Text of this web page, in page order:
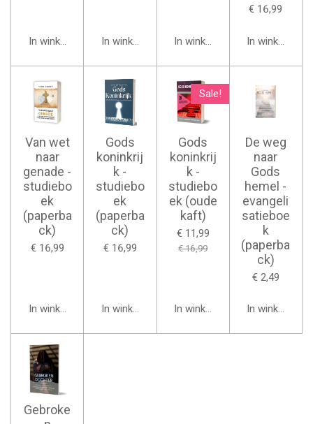
In winkelwagen In winkelwagen In winkelwagen
€ 16,99
In
Van wet
naar
genade -
studiebo
ek
(paperba
ck)
€ 16,99
In winkelwagen
Gods
koninkrij
k -
studiebo
ek
(paperba
ck)
€ 16,99
In winkelwagen
Sale!
Gods
koninkrij
k -
studiebo
ek (oude
kaft)
€ 11,99
€ 16,99
In winkelwagen
De weg
naar
Gods
hemel -
evangeli
satieboe
k
(paperba
ck)
€ 2,49
In
Gebroke